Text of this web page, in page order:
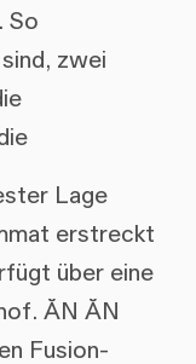
So
zwei
Lage
erstreckt
über eine
ĂN ĂN
Fusion-